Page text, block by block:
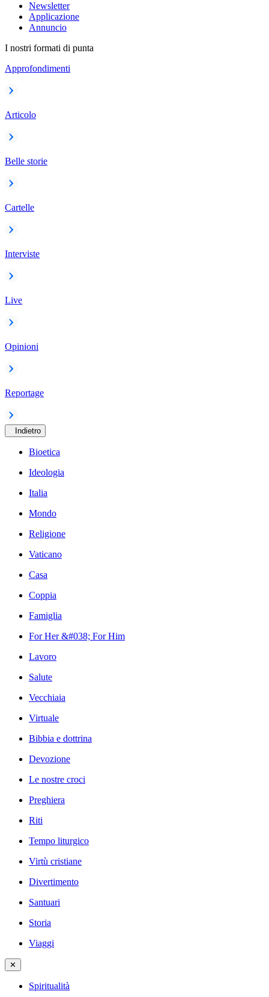
Newsletter
Applicazione
Annuncio
I nostri formati di punta
Approfondimenti
Articolo
Belle storie
Cartelle
Interviste
Live
Opinioni
Reportage
Indietro
Bioetica
Ideologia
Italia
Mondo
Religione
Vaticano
Casa
Coppia
Famiglia
For Her &#038; For Him
Lavoro
Salute
Vecchiaia
Virtuale
Bibbia e dottrina
Devozione
Le nostre croci
Preghiera
Riti
Tempo liturgico
Virtù cristiane
Divertimento
Santuari
Storia
Viaggi
✕
Spiritualità